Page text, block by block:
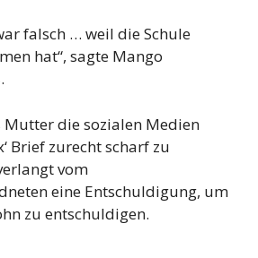
falsch … weil die Schule
hat“, sagte Mango
Mutter die sozialen Medien
Brief zurecht scharf zu
vom
eine Entschuldigung, um
zu entschuldigen.